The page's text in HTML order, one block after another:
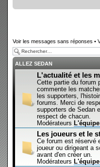
Voir les messages sans réponses •
ALLEZ SEDAN
L'actualité et les
Cette partie du forum
commente les
les supporters,
forums. Merci de
supporters de Sedan
respect de chacun.
Modérateurs
Les joueurs et le
Ce forum est réservé
joueur ou dirigeant a
avant d'en créer un.
Modérateurs